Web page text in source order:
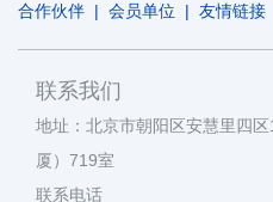
合作伙伴 | 会员单位 | 友情链接
联系我们
地址：北京市朝阳区安慧里四
厦）719室
联系电话